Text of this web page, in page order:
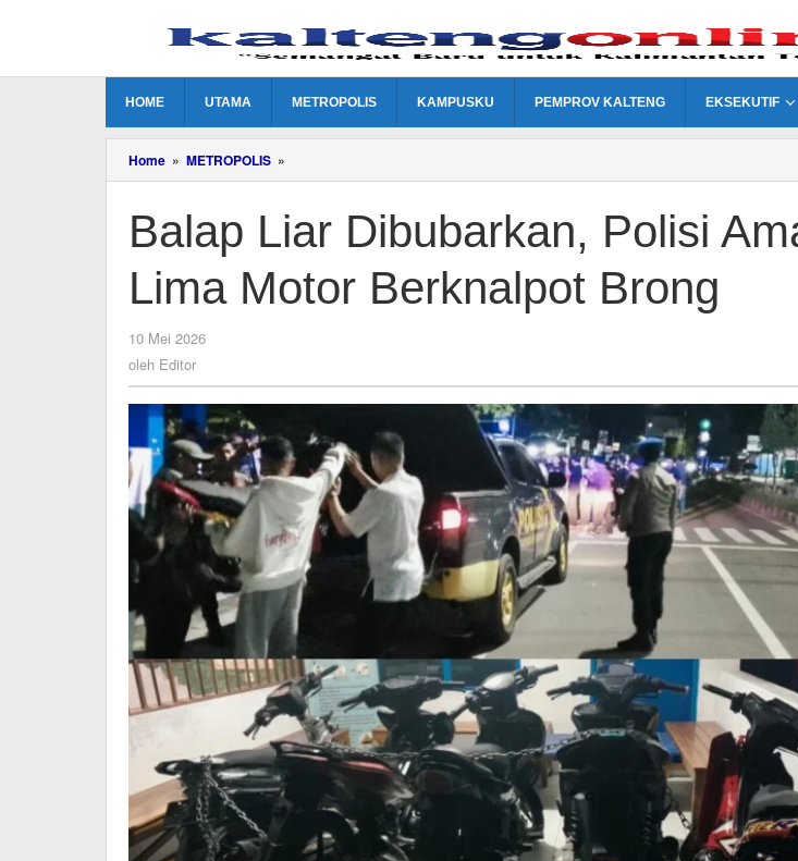
HOME UTAMA METROPOLIS KAMPUSKU PEMPROV KALTENG EKSEKUTIF
Home » METROPOLIS »
Liar
Polisi
Amankan
Motor
Berknalpot
Balap Liar Dibubarkan, Polisi
Lima Motor Berknalpot Brong
10 Mei 2026
oleh Editor